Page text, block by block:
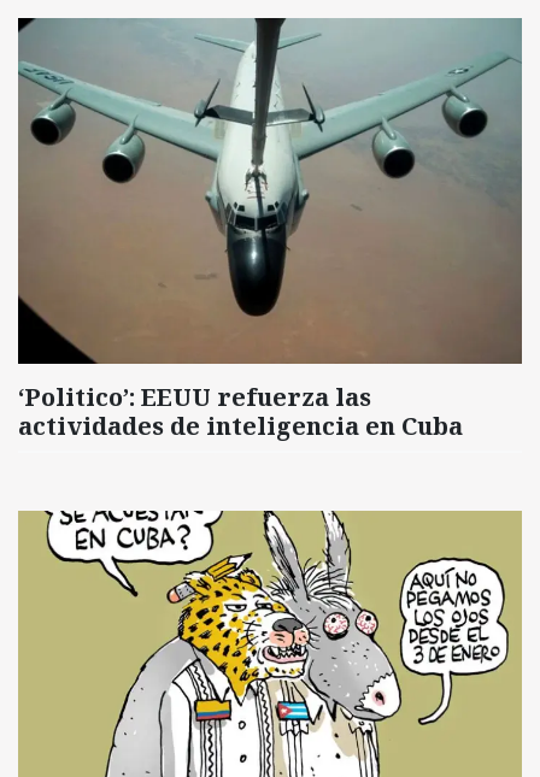
‘Politico’: EEUU refuerza las
actividades de inteligencia en Cuba